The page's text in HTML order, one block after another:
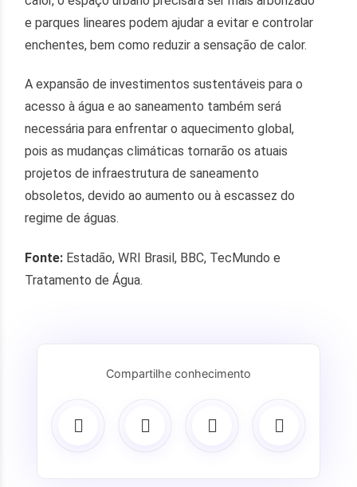
e parques lineares podem ajudar a evitar e controlar
enchentes, bem como reduzir a sensação de calor.
A expansão de investimentos sustentáveis para o
acesso à água e ao saneamento também será
necessária para enfrentar o aquecimento global,
pois as mudanças climáticas tornarão os atuais
projetos de infraestrutura de saneamento
obsoletos, devido ao aumento ou à escassez do
regime de águas.
Fonte: Estadão, WRI Brasil, BBC, TecMundo e
Tratamento de Água.
Compartilhe conhecimento